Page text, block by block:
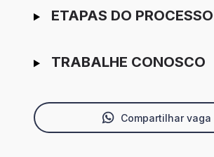
ETAPAS DO PROCESSO
TRABALHE CONOSCO
Compartilhar vaga